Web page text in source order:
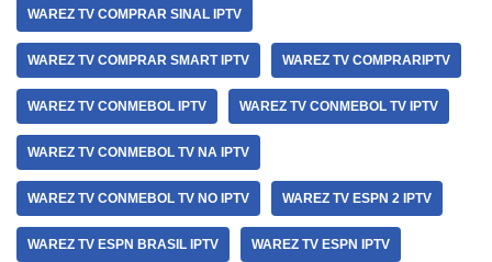
WAREZ TV COMPRAR SINAL IPTV
WAREZ TV COMPRAR SMART IPTV WAREZ TV COMPRARIPTV
WAREZ TV CONMEBOL IPTV WAREZ TV CONMEBOL TV IPTV
WAREZ TV CONMEBOL TV NA IPTV
WAREZ TV CONMEBOL TV NO IPTV WAREZ TV ESPN 2 IPTV
WAREZ TV ESPN BRASIL IPTV WAREZ TV ESPN IPTV